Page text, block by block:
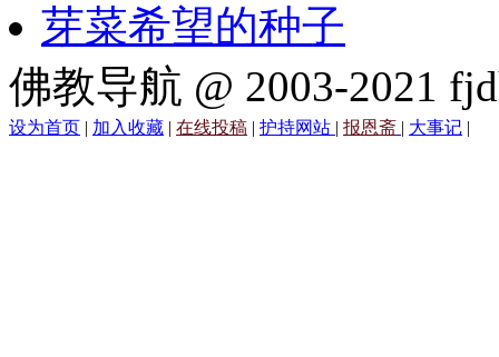
芽菜希望的种子
佛教导航 @ 2003-2021
设为首页 | 加入收藏 | 在线投稿 | 护持网站 | 报恩斋 | 大事记 |